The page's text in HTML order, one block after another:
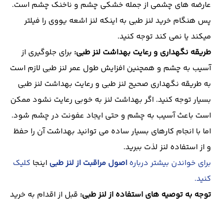
عارضه های چشمی از جمله خشکی چشم و ناخنک چشم است.
پس هنگام خرید لنز طبی به اینکه لنز اشعه یووی را فیلتر
میکند یا نمی کند توجه کنید.
طریقه نگهداری و رعایت بهداشت لنز طبی: برای جلوگیری از
آسیب به چشم و همچنین افزایش طول عمر لنز طبی لازم است
به طریقه نگهداری صحیح لنز طبی و رعایت بهداشت لنز طبی
بسیار توجه کنید. اگر بهداشت لنز به خوبی رعایت نشود ممکن
است باعث آسیب به چشم و حتی ایجاد عفونت در چشم شود.
اما با انجام کارهای بسیار ساده می توانید بهداشت آن را حفظ
و از استفاده لنز لذت ببرید.
برای خواندن بیشتر درباره اصول مراقبت از لنز طبی اینجا کلیک
کنید.
توجه به توصیه های استفاده از لنز طبی: قبل از اقدام به خرید